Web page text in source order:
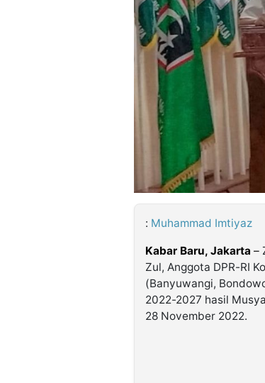
: Muhammad Imtiyaz
Kabar Baru, Jakarta –
Zul, Anggota DPR-RI
(Banyuwangi,
2022-2027 hasil
28 November 2022.